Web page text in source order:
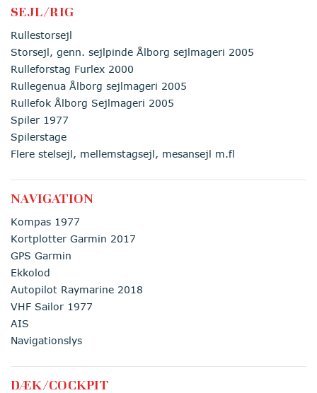
SEJL/RIG
Rullestorsejl
Storsejl, genn. sejlpinde Ålborg sejlmageri 2005
Rulleforstag Furlex 2000
Rullegenua Ålborg sejlmageri 2005
Rullefok Ålborg Sejlmageri 2005
Spiler 1977
Spilerstage
Flere stelsejl, mellemstagsejl, mesansejl m.fl
NAVIGATION
Kompas 1977
Kortplotter Garmin 2017
GPS Garmin
Ekkolod
Autopilot Raymarine 2018
VHF Sailor 1977
AIS
Navigationslys
DÆK/COCKPIT